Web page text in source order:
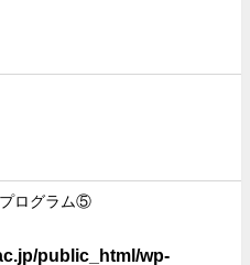
public_html/wp-
ログラム⑤